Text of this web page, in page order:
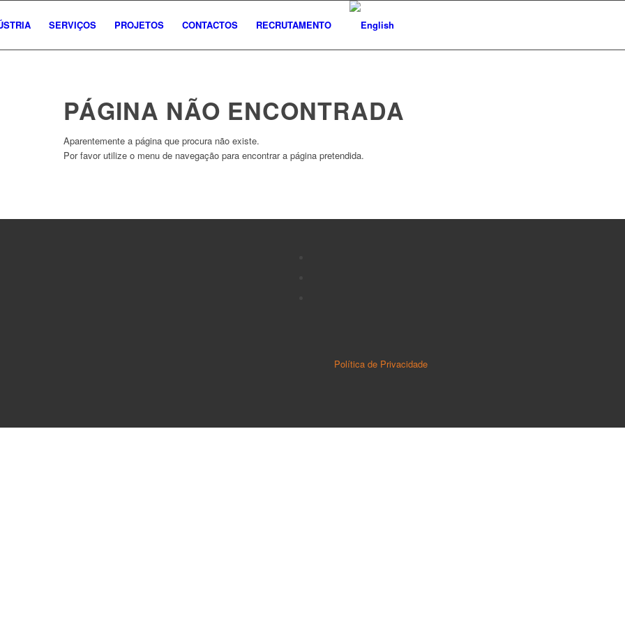
SERVIÇOS PROJETOS CONTACTOS RECRUTAMENTO
PÁGINA NÃO ENCONTRADA
Aparentemente a página que procura não existe.
Por favor utilize o menu de navegação para encontrar a página pretendida.
Política de Privacidade